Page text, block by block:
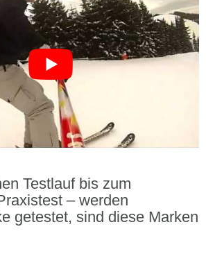
Testlauf bis zum
– werden
getestet, sind diese Marken